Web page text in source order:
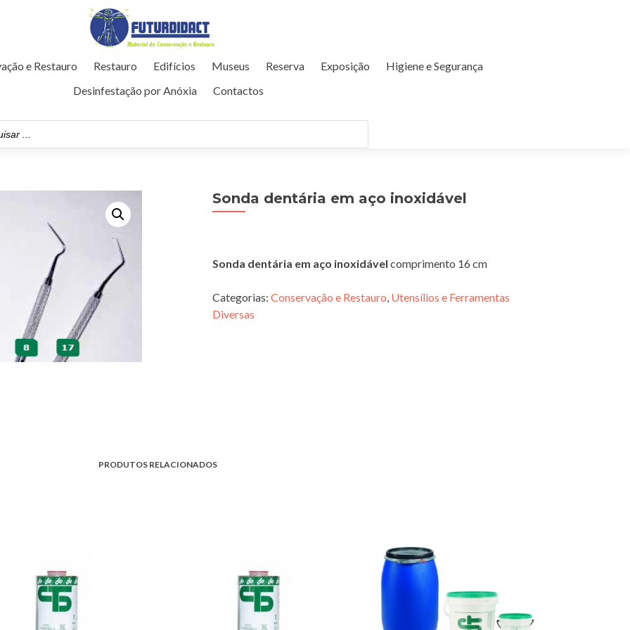
e Restauro Restauro Edifícios Museus Reserva Exposição
Higiene e Segurança
Desinfestação por Anóxia
Contactos
Sonda dentária em aço inoxidável
Sonda dentária em aço inoxidável comprimento 16 cm
Categorias: Conservação e Restauro, Utensílios e Ferramentas
Diversas
PRODUTOS RELACIONADOS